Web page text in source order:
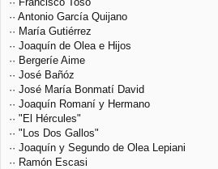
·· Antonio García Quijano
·· María Gutiérrez
·· Joaquín de Olea e Hijos
·· Bergeríe Aime
·· José Bañóz
·· José María Bonmatí David
·· Joaquín Romaní y Hermano
·· "El Hércules"
·· "Los Dos Gallos"
·· Joaquín y Segundo de Olea Lepiani
·· Ramón Escasi